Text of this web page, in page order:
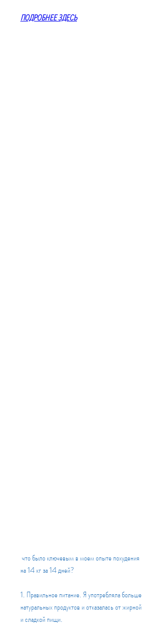
ПОДРОБНЕЕ ЗДЕСЬ
на 14 кг за 14 дней?
1. Правильное питание. Я употребляла больше
натуральных продуктов и отказалась от жирной
и сладкой пищи.